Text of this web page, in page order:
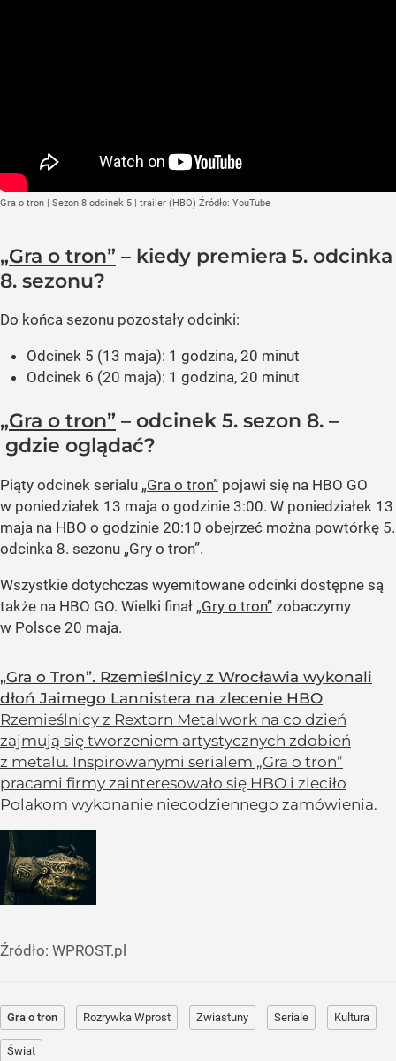
Gra o tron | Sezon 8 odcinek 5 | trailer (HBO) Źródło: YouTube
„Gra o tron” – kiedy premiera 5. odcinka
8. sezonu?
Do końca sezonu pozostały odcinki:
Odcinek 5 (13 maja): 1 godzina, 20 minut
Odcinek 6 (20 maja): 1 godzina, 20 minut
„Gra o tron” – odcinek 5. sezon 8. –
gdzie oglądać?
Piąty odcinek serialu „Gra o tron” pojawi się na HBO GO
w poniedziałek 13 maja o godzinie 3:00. W poniedziałek 13
maja na HBO o godzinie 20:10 obejrzeć można powtórkę 5.
odcinka 8. sezonu „Gry o tron”.
Wszystkie dotychczas wyemitowane odcinki dostępne są
także na HBO GO. Wielki finał „Gry o tron” zobaczymy
w Polsce 20 maja.
„Gra o Tron”. Rzemieślnicy z Wrocławia wykonali
dłoń Jaimego Lannistera na zlecenie HBO
Rzemieślnicy z Rextorn Metalwork na co dzień
zajmują się tworzeniem artystycznych zdobień
z metalu. Inspirowanymi serialem „Gra o tron”
pracami firmy zainteresowało się HBO i zleciło
Polakom wykonanie niecodziennego zamówienia.
Źródło: WPROST.pl
Gra o tron Rozrywka Wprost Zwiastuny Seriale Kultura
Świat